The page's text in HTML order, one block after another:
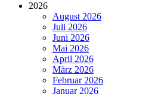
2026
August 2026
Juli 2026
Juni 2026
Mai 2026
April 2026
März 2026
Februar 2026
Januar 2026